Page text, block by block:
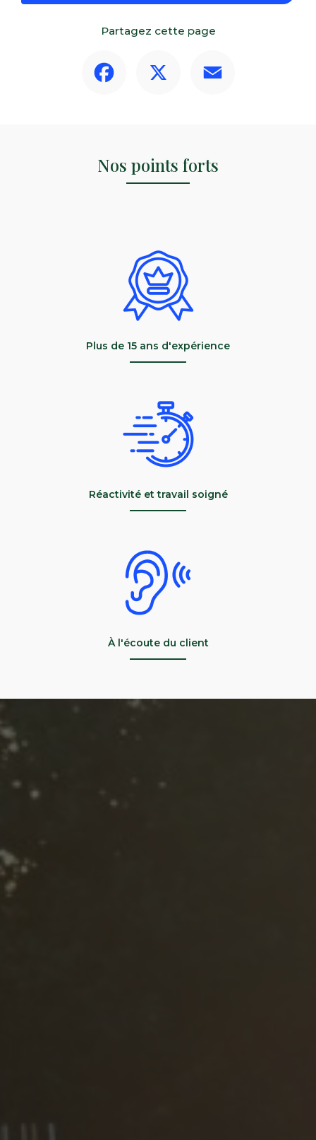
Partagez cette page
Nos points forts
Plus de 15 ans d'expérience
Réactivité et travail soigné
À l'écoute du client